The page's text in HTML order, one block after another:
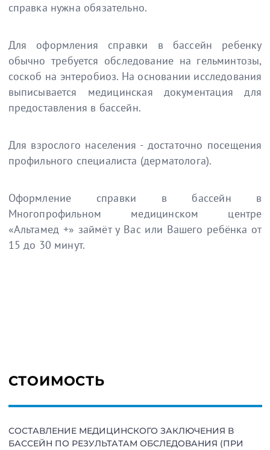
справка нужна обязательно.
Для оформления справки в бассейн ребенку
обычно требуется обследование на гельминтозы,
соскоб на энтеробиоз. На основании исследования
выписывается медицинская документация для
предоставления в бассейн.
Для взрослого населения - достаточно посещения
профильного специалиста (дерматолога).
Оформление справки в бассейн в
Многопрофильном медицинском центре
«Альтамед +» займёт у Вас или Вашего ребёнка от
15 до 30 минут.
СТОИМОСТЬ
СОСТАВЛЕНИЕ МЕДИЦИНСКОГО ЗАКЛЮЧЕНИЯ В
БАССЕЙН ПО РЕЗУЛЬТАТАМ ОБСЛЕДОВАНИЯ (ПРИ